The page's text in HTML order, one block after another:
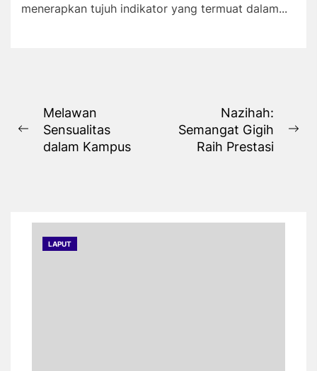
menerapkan tujuh indikator yang termuat dalam...
Navigasi
pos
Previous
post:
Melawan
Sensualitas
dalam Kampus
Nazihah:
Semangat Gigih
Raih Prestasi
LAPUT